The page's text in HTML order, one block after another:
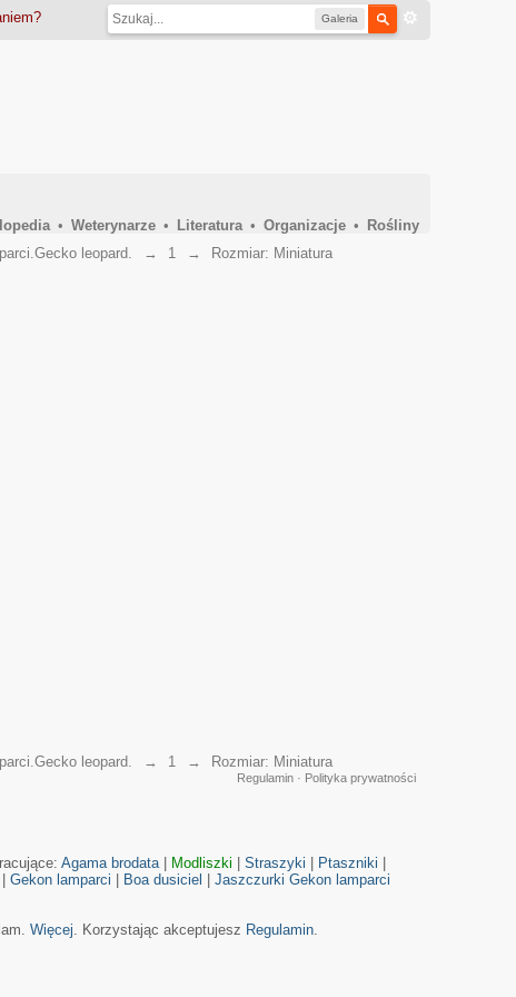
Galeria
• Weterynarze • Literatura • Organizacje •
Rośliny
leopard. → 1 → Rozmiar: Miniatura
leopard. → 1 → Rozmiar: Miniatura
Polityka prywatności
Regulamin·
Agama brodata| Modliszki Straszyki Ptaszniki
Gekon lamparci Boa dusiciel Jaszczurki Gekon lamparci
Więcej. Korzystając akceptujesz Regulamin.